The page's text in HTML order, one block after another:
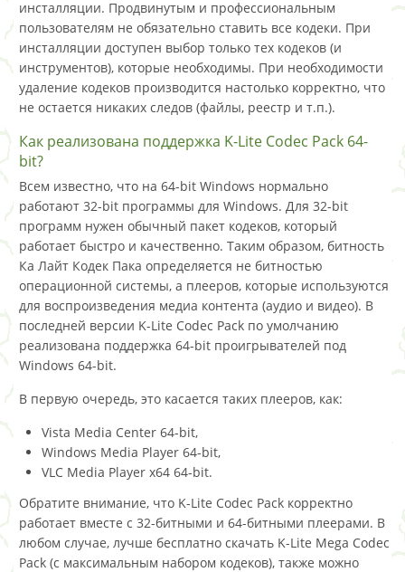
инсталляции. Продвинутым и профессиональным
пользователям не обязательно ставить все кодеки. При
инсталляции доступен выбор только тех кодеков (и
инструментов), которые необходимы. При необходимости
удаление кодеков производится настолько корректно, что
не остается никаких следов (файлы, реестр и т.п.).
Как реализована поддержка K-Lite Codec Pack 64-
bit?
Всем известно, что на 64-bit Windows нормально
работают 32-bit программы для Windows. Для 32-bit
программ нужен обычный пакет кодеков, который
работает быстро и качественно. Таким образом, битность
Ка Лайт Кодек Пака определяется не битностью
операционной системы, а плееров, которые используются
для воспроизведения медиа контента (аудио и видео). В
последней версии K-Lite Codec Pack по умолчанию
реализована поддержка 64-bit проигрывателей под
Windows 64-bit.
В первую очередь, это касается таких плееров, как:
Vista Media Center 64-bit,
Windows Media Player 64-bit,
VLC Media Player x64 64-bit.
Обратите внимание, что K-Lite Codec Pack корректно
работает вместе с 32-битными и 64-битными плеерами. В
любом случае, лучше бесплатно скачать K-Lite Mega Codec
Pack (с максимальным набором кодеков), также можно